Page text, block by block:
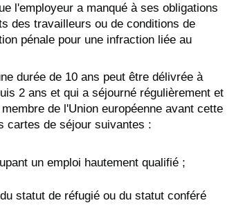
l'employeur a manqué à ses obligations
des travailleurs ou de conditions de
pénale pour une infraction liée au
durée de 10 ans peut être délivrée à
2 ans et qui a séjourné régulièrement et
de l'Union européenne avant cette
cartes de séjour suivantes :
un emploi hautement qualifié ;
statut de réfugié ou du statut conféré